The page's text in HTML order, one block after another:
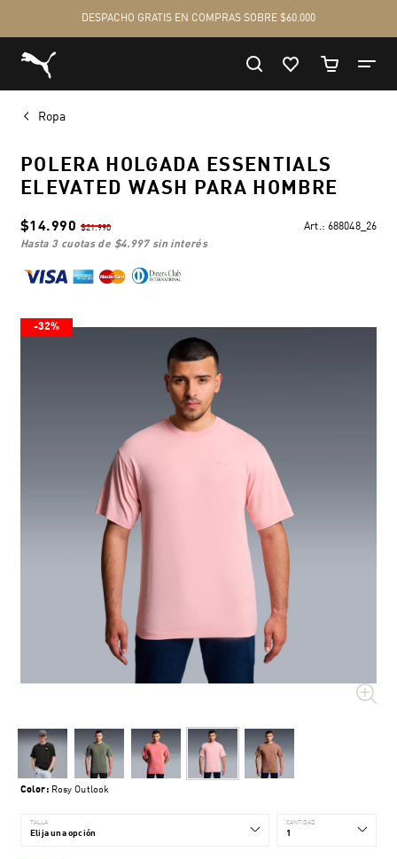
Ropa
POLERA HOLGADA ESSENTIALS
ELEVATED WASH PARA HOMBRE
$14.990 $21.990 Art.: 688048_26
hasta 3 cuotas de $4.997sin interés
-32%
Color: Rosy Outlook
TALLA CANTIDAD